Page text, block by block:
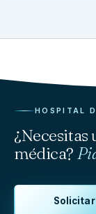
HOSPITAL
médica?